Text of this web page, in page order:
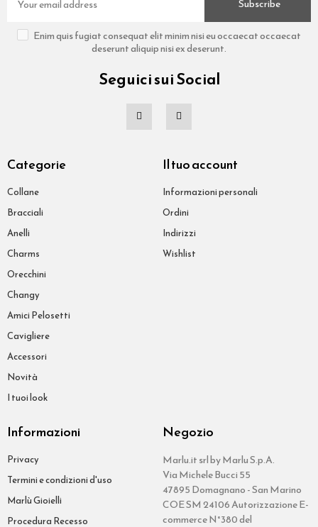
Subscribe
Enim quis fugiat consequat elit minim nisi eu occaecat occaecat
deserunt aliquip nisi ex deserunt.
Seguici sui Social
Categorie
Collane
Bracciali
Anelli
Charms
Orecchini
Changy
Amici Pelosetti
Cavigliere
Accessori
Novità
I tuoi look
Il tuo account
Informazioni personali
Ordini
Indirizzi
Wishlist
Informazioni
Privacy
Termini e condizioni d'uso
Marlù Gioielli
Procedura Recesso
Negozio
Marlu.it srl by Marlu S.p.A.
Via Michele Bucci 55
47895 Domagnano - San Marino
COE SM 24106 Autorizzazione E-
commerce N°380 del